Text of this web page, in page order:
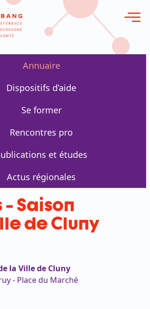
Annuaire
Dispositifs d’aide
Se former
Rencontres pro
et études
Actus régionales
- Saison
de Cluny
la Ville de Cluny
- Place du Marché